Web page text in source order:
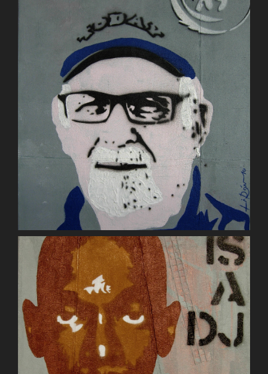
Being Concrete